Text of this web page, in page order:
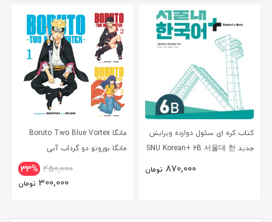
کتاب کره ای سئول دوازده ویرایش
جدید SNU Korean+ 6B 서울대 한
870,000 تومان
مانگا Boruto Two Blue Vortex
مانگا بوروتو دو گرداب آبی
33% 450,000
300,000 تومان